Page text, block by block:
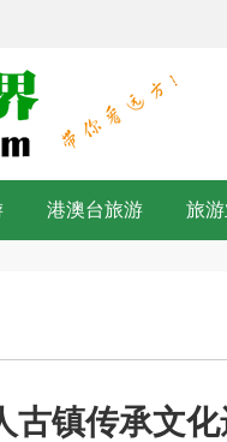
港澳台旅游 旅
古镇传承文